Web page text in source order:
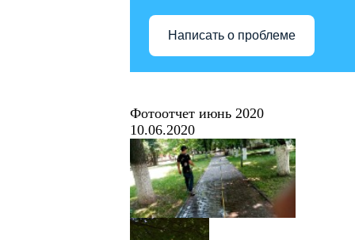
Написать о проблеме
Фотоотчет июнь 2020
10.06.2020